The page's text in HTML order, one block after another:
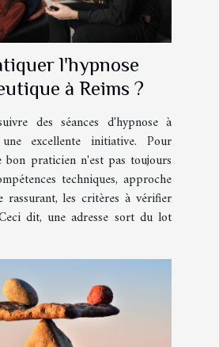
l'hypnose
à Reims ?
des séances d'hypnose à
excellente initiative. Pour
praticien n'est pas toujours
techniques, approche
rassurant, les critères à vérifier
dit, une adresse sort du lot